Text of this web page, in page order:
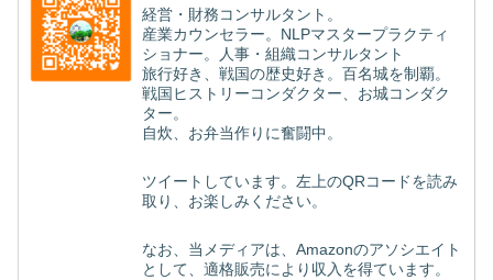
経営・財務コンサルタント。
産業カウンセラー。NLPマスタープラクティ
ショナー。人事・組織コンサルタント
旅行好き、戦国の歴史好き。百名城を制覇。
戦国ヒストリーコンダクター、お城コンダク
ター。
自炊、お弁当作りに奮闘中。
ツイートしています。左上のQRコードを読み
取り、お楽しみください。
なお、当メディアは、Amazonのアソシエイト
として、適格販売により収入を得ています。